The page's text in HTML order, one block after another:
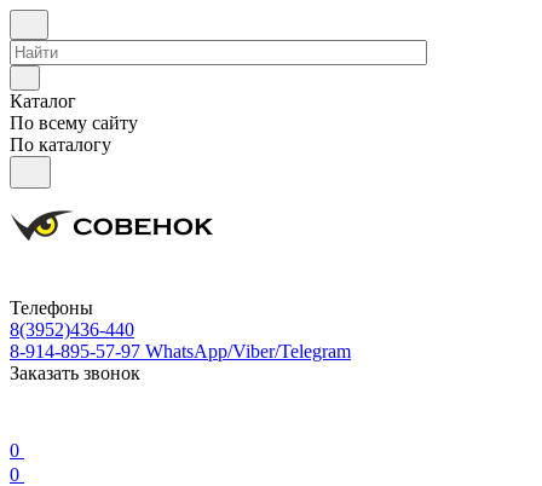
Каталог
По всему сайту
По каталогу
Телефоны
8(3952)436-440
8-914-895-57-97 WhatsApp/Viber/Telegram
Заказать звонок
0
0